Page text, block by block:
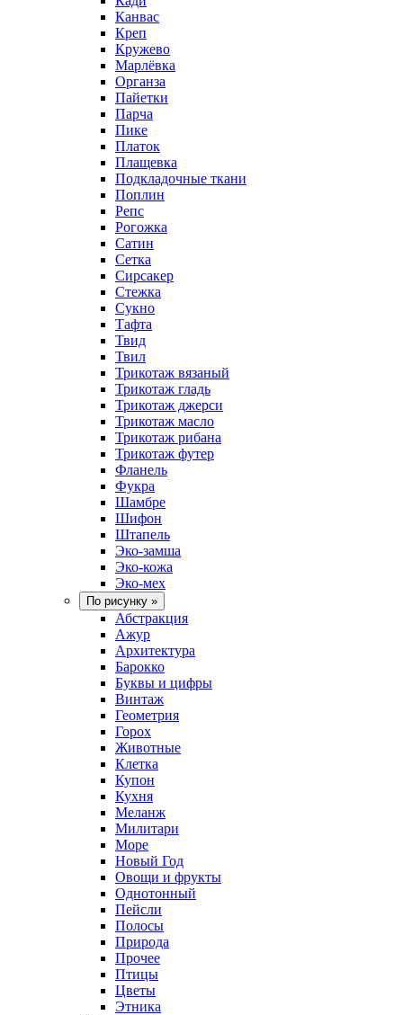
Канвас
Креп
Кружево
Марлёвка
Органза
Пайетки
Парча
Пике
Платок
Плащевка
Подкладочные ткани
Поплин
Репс
Рогожка
Сатин
Сетка
Сирсакер
Стежка
Сукно
Тафта
Твид
Твил
Трикотаж вязаный
Трикотаж гладь
Трикотаж джерси
Трикотаж масло
Трикотаж рибана
Трикотаж футер
Фланель
Фукра
Шамбре
Шифон
Штапель
Эко-замша
Эко-кожа
Эко-мех
По рисунку »
Абстракция
Ажур
Архитектура
Барокко
Буквы и цифры
Винтаж
Геометрия
Горох
Животные
Клетка
Купон
Кухня
Меланж
Милитари
Море
Новый Год
Овощи и фрукты
Однотонный
Пейсли
Полосы
Природа
Прочее
Птицы
Цветы
Этника